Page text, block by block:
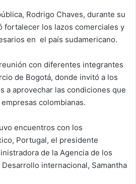
Rodrigo Chaves, durante su
fortalecer los lazos comerciales y
en el país sudamericano.
con diferentes integrantes
de Bogotá, donde invitó a los
a aprovechar las condiciones que
colombianas.
encuentros con los
Portugal, el presidente
de la Agencia de los
internacional, Samantha